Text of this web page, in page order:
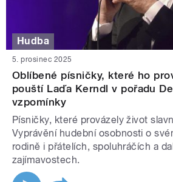
Hudba
5. prosinec 2025
Oblíbené písničky, které ho
pouští Laďa Kerndl v pořadu
vzpomínky
Písničky, které provázely život
Vyprávění hudební osobnosti o
rodině i přátelích, spoluhráčích a
zajímavostech.